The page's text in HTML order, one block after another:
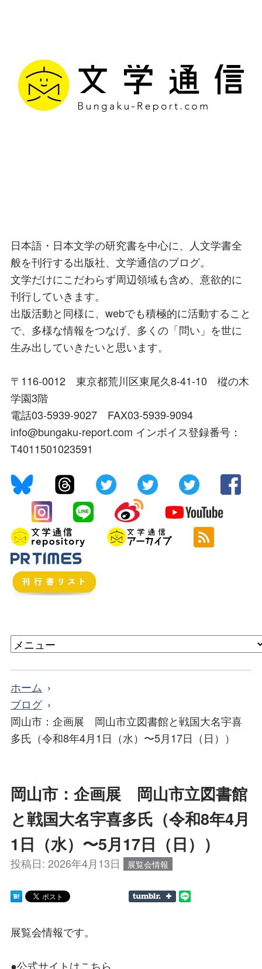
日本語・日本文学の研究書を中心に、人文学書全
般を刊行する出版社、文学通信のブログ。
文学だけにこだわらず周辺領域も含め、意欲的に
刊行していきます。
出版活動と同様に、webでも積極的に活動すること
で、多様な情報をつなげ、多くの「問い」を世に
生み出していきたいと思います。
〒116-0012 東京都荒川区東尾久8-41-10 樅の木
学園3階
電話03-5939-9027 FAX03-5939-9094
info@bungaku-report.com インボイス登録番号：
T4011501023591
ホーム
ブログ
岡山市：企画展 岡山市立図書館と戦国大名宇喜
多氏（令和8年4月1日（水）〜5月17日（日））
岡山市：企画展 岡山市立図書館
と戦国大名宇喜多氏（令和8年4月
1日（水）〜5月17日（日））
投稿日: 2026年4月13日 展覧会情報
展覧会情報です。
●公式サイトはこちら